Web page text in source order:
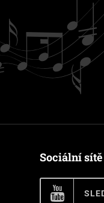
Sociální sítě